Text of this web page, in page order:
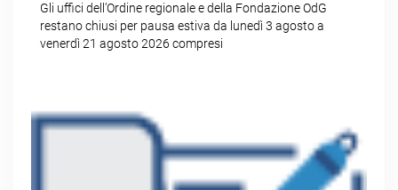
Gli uffici dell’Ordine regionale e della Fondazione OdG
restano chiusi per pausa estiva da lunedì 3 agosto a
venerdì 21 agosto 2026 compresi